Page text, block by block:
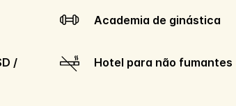
Academia de ginástica
Hotel para não fumantes